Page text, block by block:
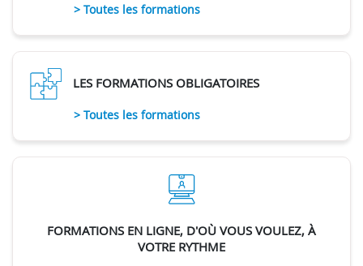
> Toutes les formations
LES FORMATIONS OBLIGATOIRES
> Toutes les formations
FORMATIONS EN LIGNE, D'OÙ VOUS VOULEZ, À
VOTRE RYTHME